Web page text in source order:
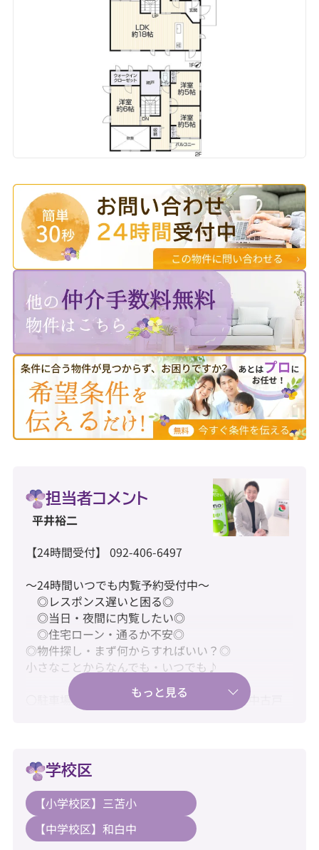
担当者コメント
平井裕二
【24時間受付】 092-406-6497
～24時間いつでも内覧予約受付中～
◎レスポンス遅いと困る◎
◎当日・夜間に内覧したい◎
◎住宅ローン・通るか不安◎
◎物件探し・まず何からすればいい？◎
小さなことからなんでも・いつでも♪
〇駐車場2台確保！ゆとりある暮らしが叶う中古戸
〇水回り新品交換済みで快適にご入居♪
【教育】
◆三苫小学校：徒歩20分
学校区
【小学校区】三苫小
【中学校区】和白中